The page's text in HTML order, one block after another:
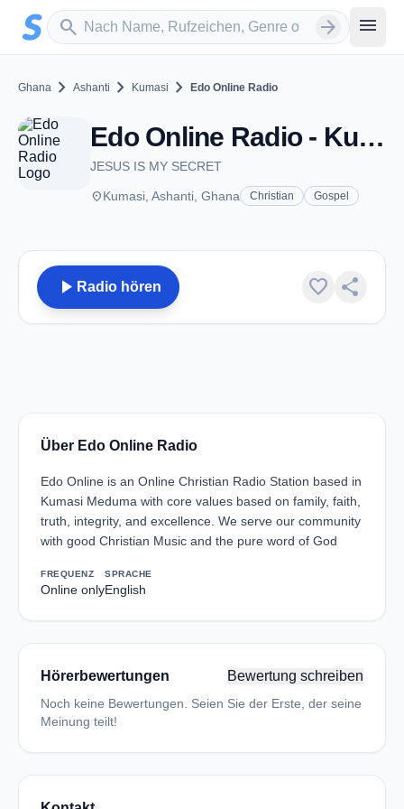
Zum Hauptinhalt springen
search
Sender suchen arrow_forward menu
Ghana chevron_right Ashanti chevron_right Kumasi chevron_right Edo Online Radio
Edo Online Radio - Kumasi
JESUS IS MY SECRET
placeKumasi, Ashanti, Ghana Christian Gospel
play_arrow Radio hören favorite share
Über Edo Online Radio
Edo Online is an Online Christian Radio Station based in
Kumasi Meduma with core values based on family, faith,
truth, integrity, and excellence. We serve our community
with good Christian Music and the pure word of God
FREQUENZ
Online only
SPRACHE
English
Hörerbewertungen Bewertung schreiben
Noch keine Bewertungen. Seien Sie der Erste, der seine
Meinung teilt!